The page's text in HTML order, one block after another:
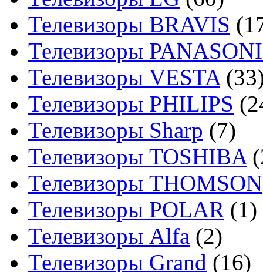
Телевизоры BRAVIS
Телевизоры
Телевизоры VESTA
Телевизоры PHILIPS
Телевизоры Sharp (7)
Телевизоры TOSHIBA
Телевизоры THOMSON
Телевизоры POLAR (1)
Телевизоры Alfa (2)
Телевизоры Grand (16)